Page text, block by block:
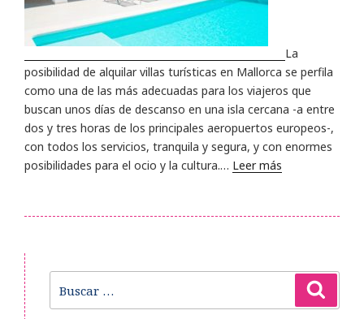
La
posibilidad de alquilar villas turísticas en Mallorca se perfila
como una de las más adecuadas para los viajeros que
buscan unos días de descanso en una isla cercana -a entre
dos y tres horas de los principales aeropuertos europeos-,
con todos los servicios, tranquila y segura, y con enormes
posibilidades para el ocio y la cultura.… Leer más
por: